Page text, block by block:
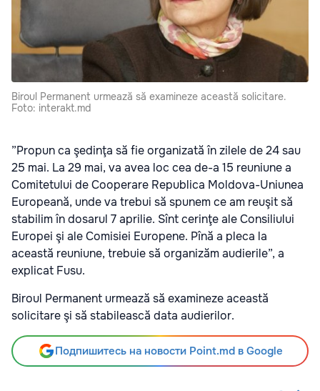
Biroul Permanent urmează să examineze această solicitare.
Foto: interakt.md
”Propun ca şedinţa să fie organizată în zilele de 24 sau
25 mai. La 29 mai, va avea loc cea de-a 15 reuniune a
Comitetului de Cooperare Republica Moldova-Uniunea
Europeană, unde va trebui să spunem ce am reuşit să
stabilim în dosarul 7 aprilie. Sînt cerinţe ale Consiliului
Europei şi ale Comisiei Europene. Pînă a pleca la
această reuniune, trebuie să organizăm audierile”, a
explicat Fusu.
Biroul Permanent urmează să examineze această
solicitare şi să stabilească data audierilor.
Подпишитесь на новости Point.md в Google